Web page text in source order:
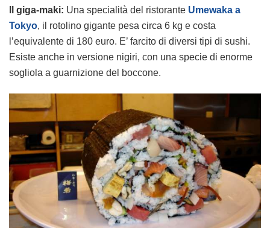
Il giga-maki: Una specialità del ristorante Umewaka a
Tokyo, il rotolino gigante pesa circa 6 kg e costa
l’equivalente di 180 euro. E’ farcito di diversi tipi di sushi.
Esiste anche in versione nigiri, con una specie di enorme
sogliola a guarnizione del boccone.